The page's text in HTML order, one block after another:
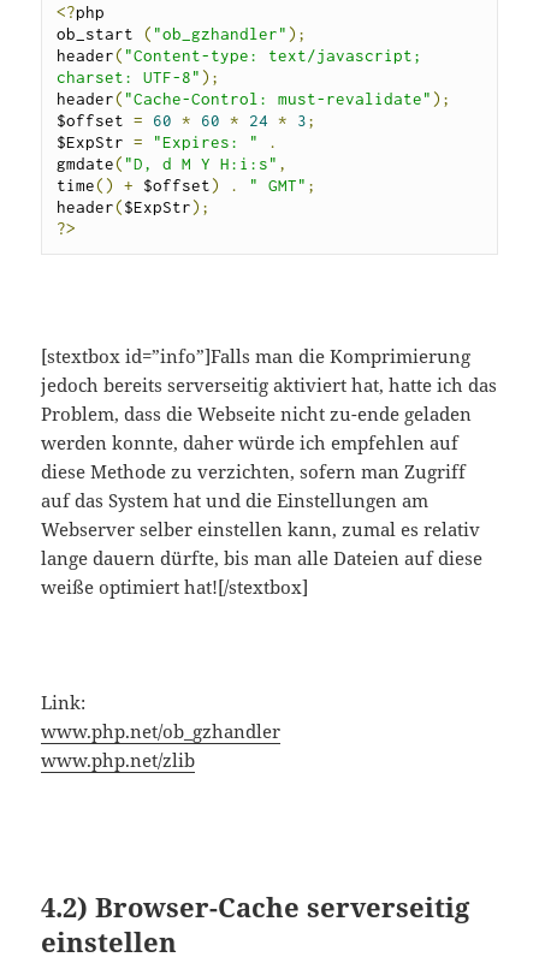
<?php
ob_start ( "ob_gzhandler" );
header( "Content-type: text/javascript;
charset: UTF-8" );
header( "Cache-Control: must-revalidate" );
$offset = 60 * 60 * 24 * 3;
$ExpStr = "Expires: "
.
gmdate( "D, d M Y H:i:s" ,
time() + $offset) . " GMT" ;
header($ExpStr);
?>
[stextbox id=”info”]Falls man die Komprimierung
jedoch bereits serverseitig aktiviert hat, hatte ich das
Problem, dass die Webseite nicht zu-ende geladen
werden konnte, daher würde ich empfehlen auf
diese Methode zu verzichten, sofern man Zugriff
auf das System hat und die Einstellungen am
Webserver selber einstellen kann, zumal es relativ
lange dauern dürfte, bis man alle Dateien auf diese
weiße optimiert hat![/stextbox]
Link:
www.php.net/ob_gzhandler
www.php.net/zlib
4.2)Browser-Cache serverseitig
einstellen